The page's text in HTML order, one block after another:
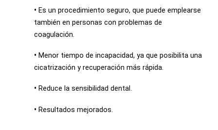
• Es un procedimiento seguro, que puede emplearse
también en personas con problemas de
coagulación.
• Menor tiempo de incapacidad, ya que posibilita una
cicatrización y recuperación más rápida.
• Reduce la sensibilidad dental.
• Resultados mejorados.